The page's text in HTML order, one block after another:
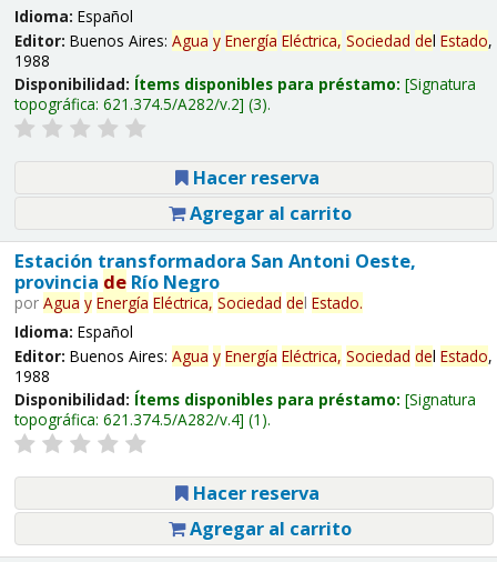
Idioma: Español
Editor: Buenos Aires: Agua y Energía Eléctrica, Sociedad del Estado,
1988
Disponibilidad: Ítems disponibles para préstamo: Signatura
topográfica: 621.374.5/A282/v.2 (3).
Hacer reserva
Agregar al carrito
Estación transformadora San Antoni Oeste,
provincia deRío Negro
por Agua y Energía Eléctrica, Sociedad del Estado.
Idioma: Español
Editor: Buenos Aires: Agua y Energía Eléctrica, Sociedad del Estado,
1988
Disponibilidad: Ítems disponibles para préstamo: Signatura
topográfica: 621.374.5/A282/v.4 (1).
Hacer reserva
Agregar al carrito